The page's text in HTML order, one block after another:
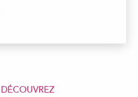
DÉCOUVREZ